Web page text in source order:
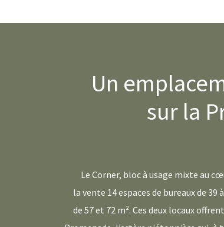
Un
sur la
Le Corner, bloc à usage mixte au
la vente 14 espaces de bureaux de 39
de 57 et 72 m². Ces deux locaux